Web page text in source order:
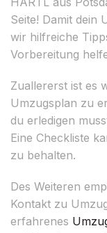
Seite! Damit dein
wir hilfreiche
Vorbereitung
Zuallererst ist es
Umzugsplan zu
du erledigen
Eine Checkliste
zu behalten.
Des Weiteren
Kontakt zu
erfahrenes